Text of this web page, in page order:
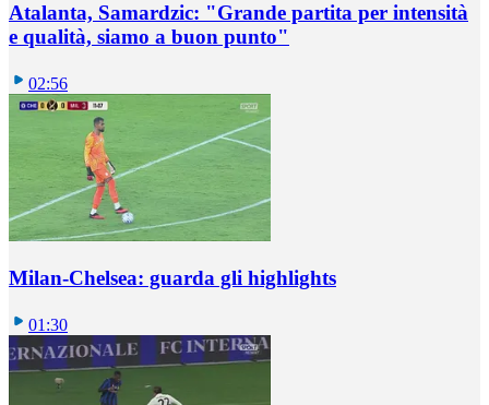
Atalanta, Samardzic: "Grande partita per intensità
e qualità, siamo a buon punto"
02:56
Milan-Chelsea: guarda gli highlights
01:30